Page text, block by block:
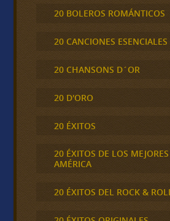
20 BOLEROS ROMÁNTICOS
20 CANCIONES ESENCIALES
20 CHANSONS D´OR
20 D'ORO
20 ÉXITOS
20 ÉXITOS DE LOS
AMÉRICA
20 ÉXITOS DEL ROCK &